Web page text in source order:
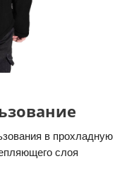
в прохладную
слоя